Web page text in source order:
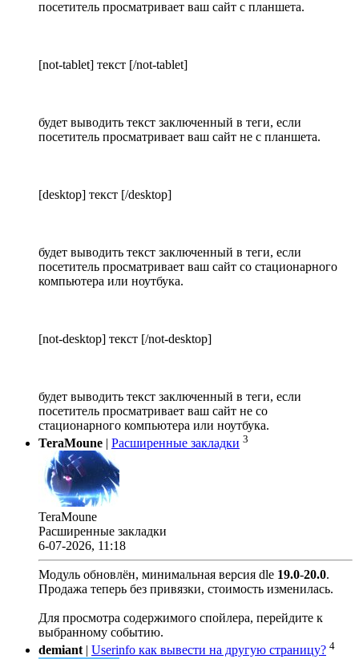
посетитель просматривает ваш сайт с планшета.
[not-tablet] текст [/not-tablet]
будет выводить текст заключенный в теги, если
посетитель просматривает ваш сайт не с планшета.
[desktop] текст [/desktop]
будет выводить текст заключенный в теги, если
посетитель просматривает ваш сайт со стационарного
компьютера или ноутбука.
[not-desktop] текст [/not-desktop]
будет выводить текст заключенный в теги, если
посетитель просматривает ваш сайт не со
стационарного компьютера или ноутбука.
TeraMoune | Расширенные закладки 3
TeraMoune
Расширенные закладки
6-07-2026, 11:18
Модуль обновлён, минимальная версия dle 19.0-20.0.
Продажа теперь без привязки, стоимость изменилась.
Для просмотра содержимого спойлера, перейдите к
выбранному событию.
demiant | Userinfo как вывести на другую страницу? 4